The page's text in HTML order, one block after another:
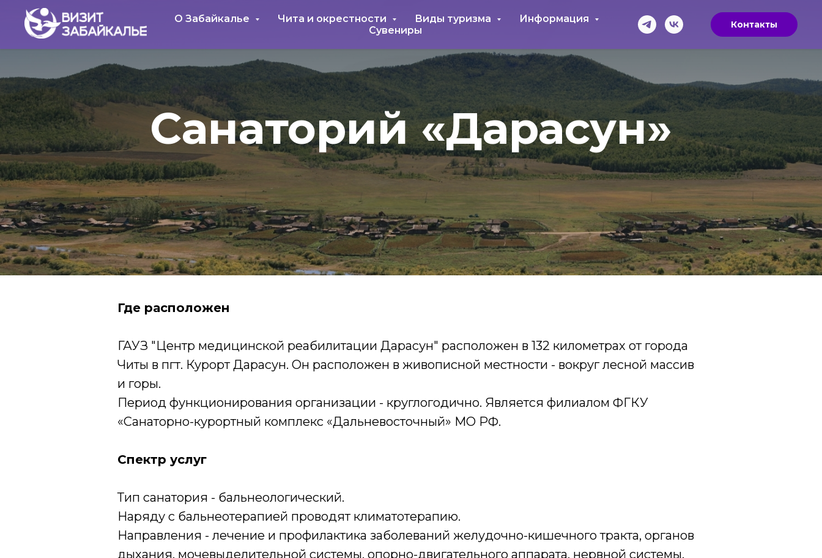
О Забайкалье Чита и окрестности Виды туризма
Информация
Сувениры
Контакты
Санаторий «Дарасун»
Где расположен
ГАУЗ "Центр медицинской реабилитации Дарасун" расположен в 132 километрах от города
Читы в пгт. Курорт Дарасун. Он расположен в живописной местности - вокруг лесной массив
и горы.
Период функционирования организации - круглогодично. Является филиалом ФГКУ
«Санаторно-курортный комплекс «Дальневосточный» МО РФ.
Спектр услуг
Тип санатория - бальнеологический.
Наряду с бальнеотерапией проводят климатотерапию.
Направления - лечение и профилактика заболеваний желудочно-кишечного тракта, органов
дыхания, мочевыделительной системы, опорно-двигательного аппарата, нервной системы.